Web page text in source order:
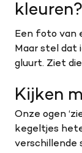
kleuren?
Een foto van
Maar stel dat
gluurt. Ziet
Kijken
Onze ogen
kegeltjes
verschillende